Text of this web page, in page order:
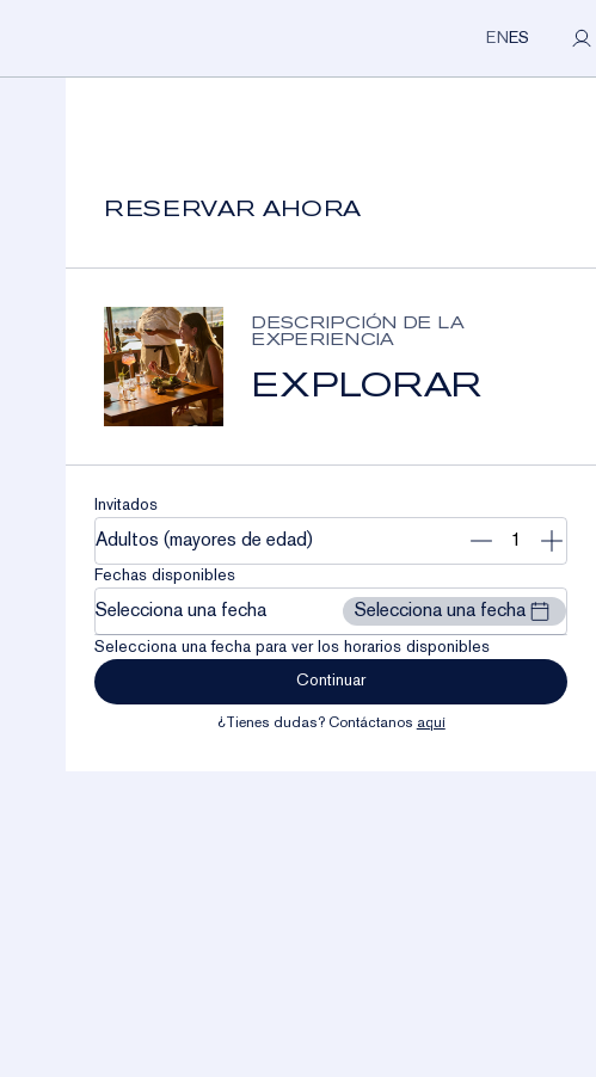
EN ES Mi
RESERVAR AHORA
DESCRIPCIÓN DE LA
EXPERIENCIA
EXPLORAR
Invitados
Adultos (mayores de edad)
Remove
Add
Fechas disponibles
Selecciona una fecha Selecciona una fecha
Selecciona una fecha para ver los horarios disponibles
Continuar
¿Tienes dudas? Contáctanos aquí